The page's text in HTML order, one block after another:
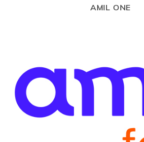
AMIL ONE